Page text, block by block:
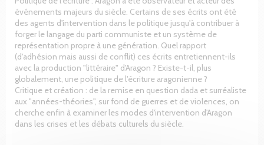
événements majeurs du siècle. Certains de ses écrits ont été
des agents d'intervention dans le politique jusqu'à contribuer à
forger le langage du parti communiste et un système de
représentation propre à une génération. Quel rapport
(d'adhésion mais aussi de conflit) ces écrits entretiennent-ils
avec la production "littéraire" d'Aragon ? Existe-t-il, plus
globalement, une politique de l'écriture aragonienne ?
Critique et création : de la remise en question dada et surréaliste
aux "années-théories", sur fond de guerres et de violences, on
cherche enfin à examiner les modes d'intervention d'Aragon
dans les crises et les débats culturels du siècle.